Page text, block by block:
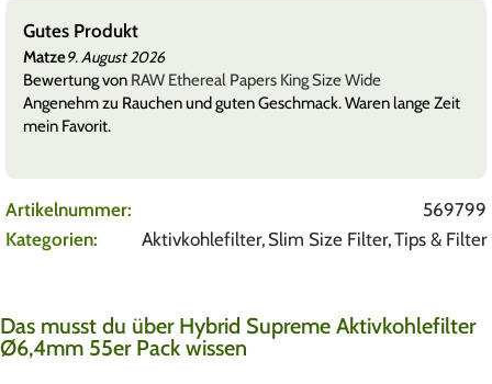
Gutes Produkt
Matze9. August 2026
Bewertung von RAW Ethereal Papers King Size Wide
Angenehm zu Rauchen und guten Geschmack. Waren lange Zeit
mein Favorit.
Artikelnummer:
569799
Kategorien:
Aktivkohlefilter, Slim Size Filter,Tips & Filter
Das musst du über Hybrid Supreme Aktivkohlefilter
Ø6,4mm 55er Pack wissen